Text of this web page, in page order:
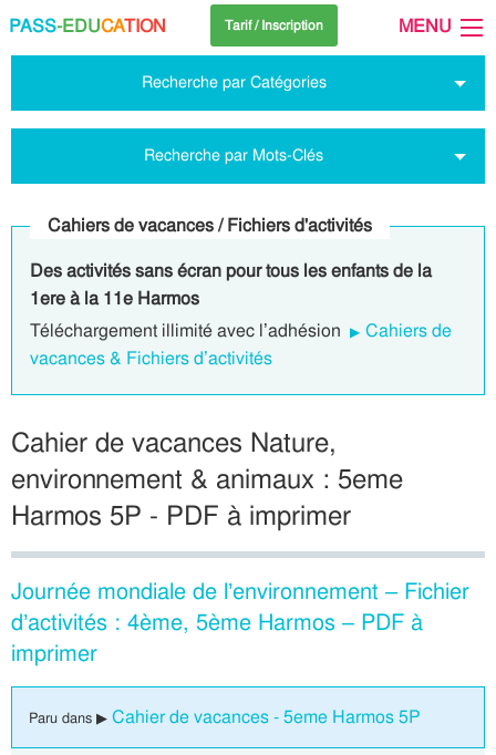
PASS-EDUCATION Tarif / Inscription MENU
Recherche par Catégories
Recherche par Mots-Clés
Cahiers de vacances / Fichiers d'activités
Des activités sans écran pour tous les enfants de la
1ere à la 11e Harmos
Téléchargement illimité avec l’adhésion
Cahiers de
vacances & Fichiers d’activités
Cahier de vacances Nature,
environnement & animaux : 5eme
Harmos 5P - PDF à imprimer
Journée mondiale de l’environnement – Fichier
d’activités : 4ème, 5ème Harmos – PDF à
imprimer
Paru dans ▶ Cahier de vacances - 5eme Harmos 5P